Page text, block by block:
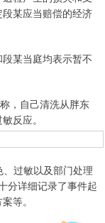
某应当赔偿的经济
某当庭均表示暂不
，自己清洗从胖东
反应。
过敏以及部门处理
分详细记录了事件起
等。